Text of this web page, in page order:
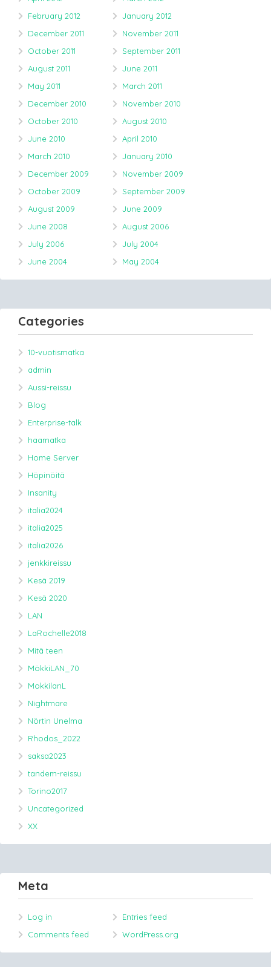
February 2012
January 2012
December 2011
November 2011
October 2011
September 2011
August 2011
June 2011
May 2011
March 2011
December 2010
November 2010
October 2010
August 2010
June 2010
April 2010
March 2010
January 2010
December 2009
November 2009
October 2009
September 2009
August 2009
June 2009
June 2008
August 2006
July 2006
July 2004
June 2004
May 2004
Categories
10-vuotismatka
admin
Aussi-reissu
Blog
Enterprise-talk
haamatka
Home Server
Höpinöitä
Insanity
italia2024
italia2025
italia2026
jenkkireissu
Kesä 2019
Kesä 2020
LAN
LaRochelle2018
Mitä teen
MökkiLAN_70
MokkilanL
Nightmare
Nörtin Unelma
Rhodos_2022
saksa2023
tandem-reissu
Torino2017
Uncategorized
XX
Meta
Log in
Entries feed
Comments feed
WordPress.org